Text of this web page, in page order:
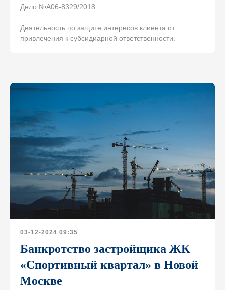
Дело №А06-8329/2018
Деятельность по защите интересов клиента от
привлечения к субсидиарной ответственности.
03-12-2024 09:35
Банкротство застройщика ЖК
«Спортивный квартал» в Новой
Москве
Свяжитесь с нами
Адрес офиса